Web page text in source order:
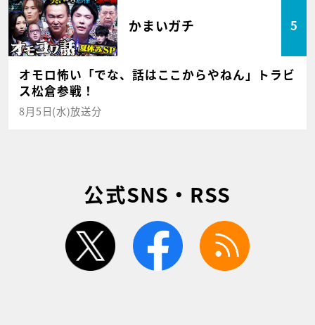
かまいガチ 5
オモロ怖い「でな、話はここからやねん」トラビ
ス松倉参戦！
8月5日(水)放送分
公式SNS・RSS
twitter facebook